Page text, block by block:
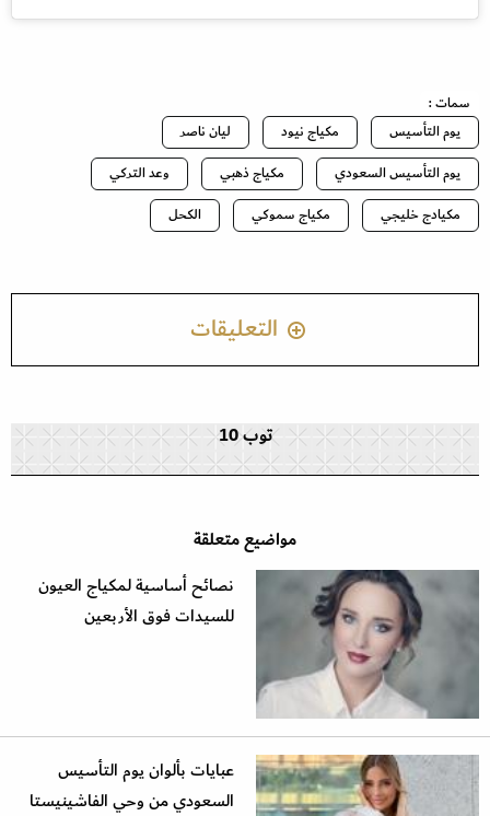
سمات :
يوم التأسيس
مكياج نيود
ليان ناصر
يوم التأسيس السعودي
مكياج ذهبي
وعد التركي
مكيادج خليجي
مكياج سموكي الكحل
التعليقات
توب 10
مواضيع متعلقة
نصائح أساسية لمكياج العيون
للسيدات فوق الأربعين
عبايات بألوان يوم التأسيس
السعودي من وحي الفاشينيستا